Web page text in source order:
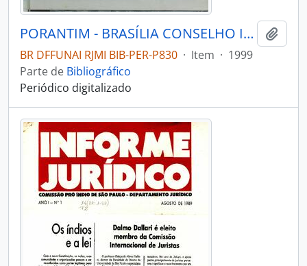
PORANTIM - BRASÍLIA CONSELHO INDIGENISTA MISSIONÁRIO - 1999 - Nº216
BR DFFUNAI RJMI BIB-PER-P830 · Item · 1999
Parte de Bibliográfico
Periódico digitalizado